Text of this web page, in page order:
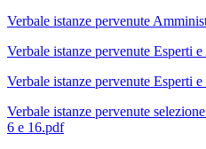
Verbale istanze pervenute
Verbale istanze pervenute Esperti
Verbale istanze pervenute Esperti
Verbale istanze pervenute
6 e 16.pdf